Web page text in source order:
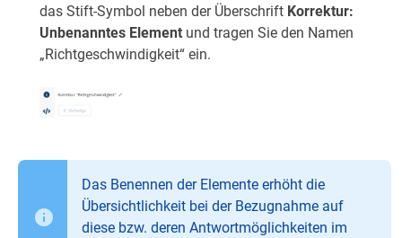
das Stift-Symbol neben der Überschrift Korrektur:
Unbenanntes Element und tragen Sie den Namen
„Richtgeschwindigkeit“ ein.
Das Benennen der Elemente erhöht die
Übersichtlichkeit bei der Bezugnahme auf
diese bzw. deren Antwortmöglichkeiten im